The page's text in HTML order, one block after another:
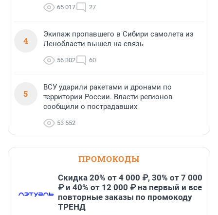
65 017 27
4
Экипаж пропавшего в Сибири самолета из
Ленобласти вышел на связь
56 302 60
5
ВСУ ударили ракетами и дронами по
территории России. Власти регионов
сообщили о пострадавших
53 552
ПРОМОКОДЫ
Скидка 20% от 4 000 ₽, 30% от 7 000
₽ и 40% от 12 000 ₽ на первый и все
повторные заказы по промокоду
ТРЕНД